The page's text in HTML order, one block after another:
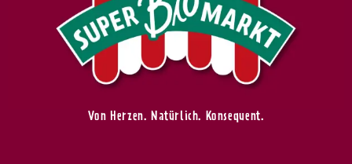
Von Herzen. Natürlich. Konsequent.